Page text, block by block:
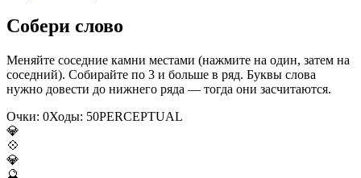
Собери слово
Меняйте соседние камни местами (нажмите на один, затем на
соседний). Собирайте по 3 и больше в ряд. Буквы слова
нужно довести до нижнего ряда — тогда они засчитаются.
Очки: 0Ходы: 50PERCEPTUAL
💎
💠
💎
🔮